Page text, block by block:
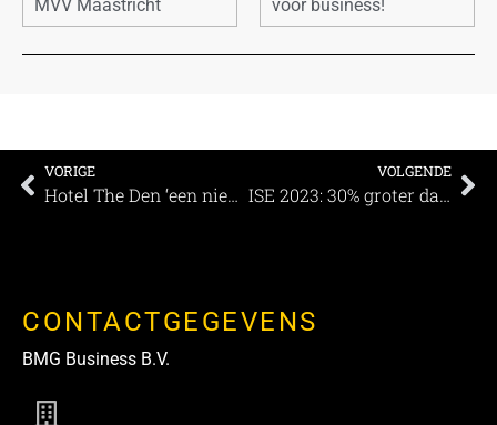
MVV Maastricht
voor business!
VORIGE
Hotel The Den ‘een nieuwe hotspot in Den Bosch’
VOLGENDE
ISE 2023: 30% groter dan in 2022
CONTACTGEGEVENS
BMG Business B.V.